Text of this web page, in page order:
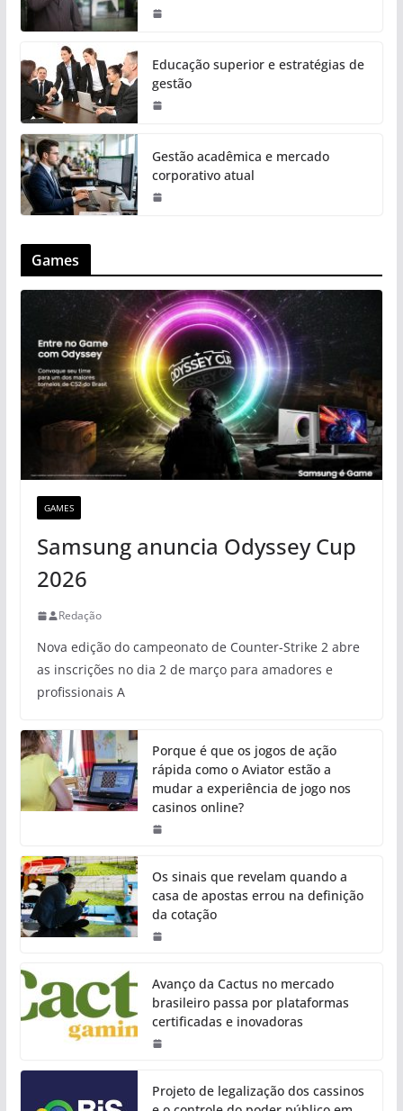
Educação superior e estratégias de
gestão
Gestão acadêmica e mercado
corporativo atual
Games
GAMES
Samsung anuncia Odyssey Cup
2026
Redação
Nova edição do campeonato de Counter-Strike 2 abre
as inscrições no dia 2 de março para amadores e
profissionais A
Porque é que os jogos de ação
rápida como o Aviator estão a
mudar a experiência de jogo nos
casinos online?
Os sinais que revelam quando a
casa de apostas errou na definição
da cotação
Avanço da Cactus no mercado
brasileiro passa por plataformas
certificadas e inovadoras
Projeto de legalização dos cassinos